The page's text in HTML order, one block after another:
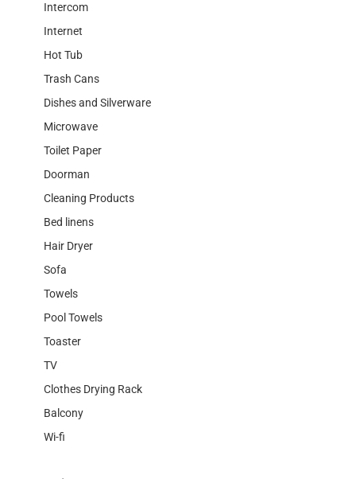
Intercom
Internet
Hot Tub
Trash Cans
Dishes and Silverware
Microwave
Toilet Paper
Doorman
Cleaning Products
Bed linens
Hair Dryer
Sofa
Towels
Pool Towels
Toaster
TV
Clothes Drying Rack
Balcony
Wi-fi